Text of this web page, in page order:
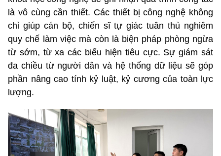
là vô cùng cần thiết. Các thiết bị công nghệ không
chỉ giúp cán bộ, chiến sĩ tự giác tuân thủ nghiêm
quy chế làm việc mà còn là biện pháp phòng ngừa
từ sớm, từ xa các biểu hiện tiêu cực. Sự giám sát
đa chiều từ người dân và hệ thống dữ liệu sẽ góp
phần nâng cao tính kỷ luật, kỷ cương của toàn lực
lượng.